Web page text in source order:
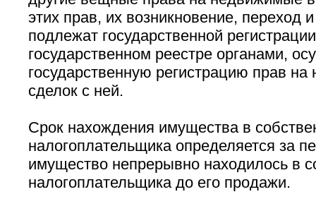
этих прав, их возникновение, переход
подлежат государственной
государственном реестре органами,
государственную регистрацию прав на
сделок с ней.
Срок нахождения имущества в
налогоплательщика определяется за
имущество непрерывно находилось в
налогоплательщика до его продажи.